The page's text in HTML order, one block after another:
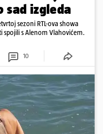
sad izgleda
sezoni RTL-ova showa
spojili s Alenom Vlahovićem.
10